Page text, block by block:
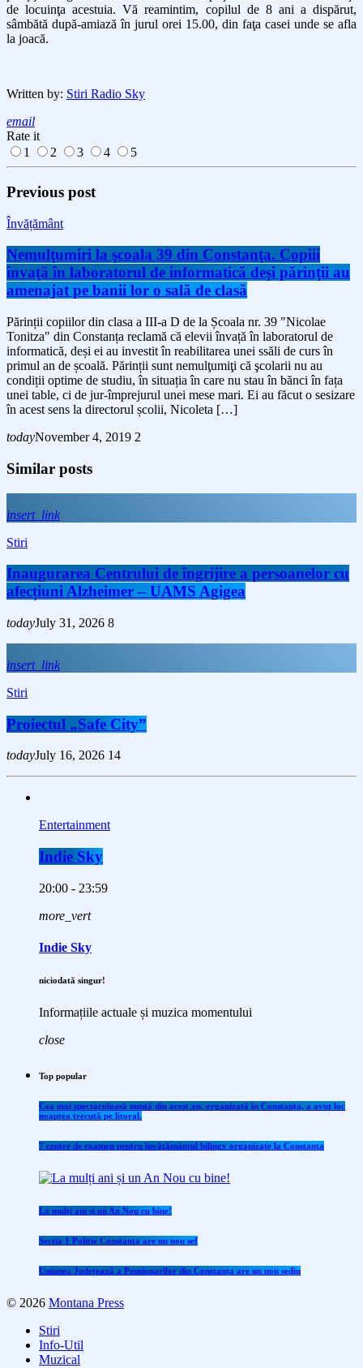
de locuinţa acestuia. Vă reamintim, copilul de 8 ani a dispărut,
sâmbătă după-amiază în jurul orei 15.00, din faţa casei unde se afla
la joacă.
Written by: Stiri Radio Sky
email
Rate it
1
2 3 4 5
Previous post
Învățământ
Nemulţumiri la şcoala 39 din Constanţa. Copiii
învaţă în laboratorul de informatică deşi părinţii au
amenajat pe banii lor o sală de clasă
Părinții copiilor din clasa a III-a D de la Școala nr. 39 "Nicolae
Tonitza" din Constanța reclamă că elevii învață în laboratorul de
informatică, deși ei au investit în reabilitarea unei ssăli de curs în
primul an de școală. Părinții sunt nemulţumiţi că şcolarii nu au
condiții optime de studiu, în situația în care nu stau în bănci în fața
unei table, ci de jur-împrejurul unei mese mari. Ei au făcut o sesizare
în acest sens la directorul școlii, Nicoleta […]
todayNovember 4, 2019 2
Similar posts
insert_link
Stiri
Inaugurarea Centrului de îngrijire a persoanelor cu
afecțiuni Alzheimer – UAMS Agigea
todayJuly 31, 2026 8
insert_link
Stiri
Proiectul „Safe City”
todayJuly 16, 2026 14
Entertainment
Indie Sky
20:00 - 23:59
more_vert
Indie Sky
niciodată singur!
Informațiile actuale și muzica momentului
close
Top popular
Cea mai spectaculoasă nuntă din acest an, organizată în Constanța, a avut loc
noaptea trecută pe litoral.
7 centre de examen pentru învăţământul bilingv organizate la Constanţa
La mulți ani și un An Nou cu bine!
Sectia 1 Politie Constanta are un nou sef
Uniunea Județeană a Pensionarilor din Constanța are un nou sediu
© 2026 Montana Press
Stiri
Info-Util
Muzical